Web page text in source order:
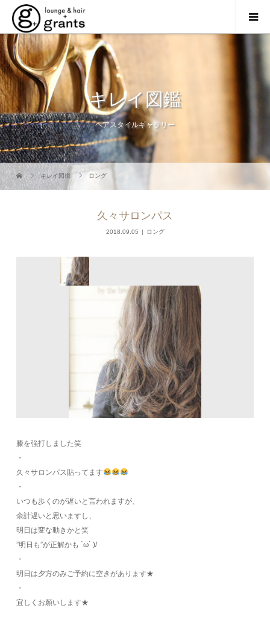
キレイ図鑑
ヘアスタイルギャラリー
キレイ図鑑 ロング
久々サロンパス
2018.09.05 ロング
膝を強打しました笑
・
久々サロンパス貼ってます
・
いつも歩くのが遅いと言われますが、
余計遅いと思いますし、
明日は変な動きかと笑
”明日も”が正解かも ´ω` )/
・
明日は夕方のみご予約に空きがあります★
・
宜しくお願いします★